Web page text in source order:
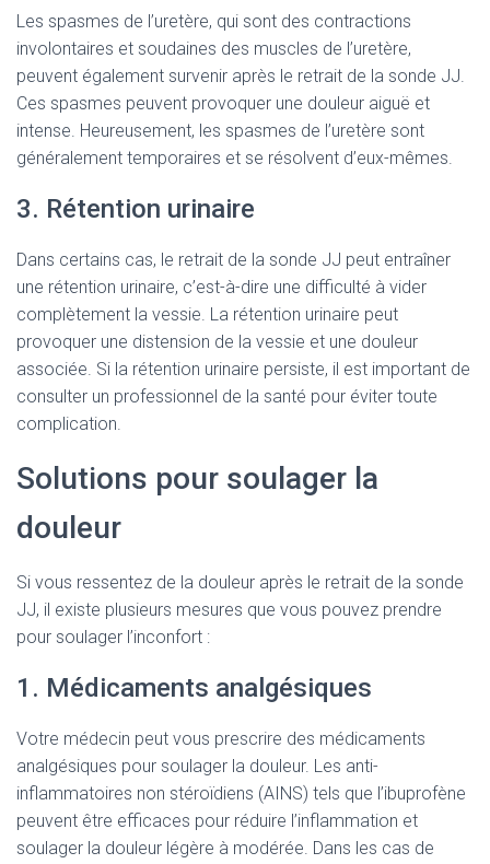
Les spasmes de l’uretère, qui sont des contractions
involontaires et soudaines des muscles de l’uretère,
peuvent également survenir après le retrait de la sonde JJ.
Ces spasmes peuvent provoquer une douleur aiguë et
intense. Heureusement, les spasmes de l’uretère sont
généralement temporaires et se résolvent d’eux-mêmes.
3. Rétention urinaire
Dans certains cas, le retrait de la sonde JJ peut entraîner
une rétention urinaire, c’est-à-dire une difficulté à vider
complètement la vessie. La rétention urinaire peut
provoquer une distension de la vessie et une douleur
associée. Si la rétention urinaire persiste, il est important de
consulter un professionnel de la santé pour éviter toute
complication.
Solutions pour soulager la
douleur
Si vous ressentez de la douleur après le retrait de la sonde
JJ, il existe plusieurs mesures que vous pouvez prendre
pour soulager l’inconfort :
1. Médicaments analgésiques
Votre médecin peut vous prescrire des médicaments
analgésiques pour soulager la douleur. Les anti-
inflammatoires non stéroïdiens (AINS) tels que l’ibuprofène
peuvent être efficaces pour réduire l’inflammation et
soulager la douleur légère à modérée. Dans les cas de